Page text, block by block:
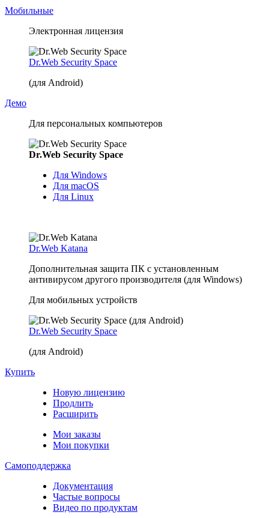
Мобильные
Электронная лицензия
Dr.Web Security Space
(для Android)
Демо
Для персональных компьютеров
Dr.Web Security Space
Для Windows
Для macOS
Для Linux
Dr.Web Katana
Дополнительная защита ПК с установленным
антивирусом другого производителя (для Windows)
Для мобильных устройств
Dr.Web Security Space
(для Android)
Купить
Новую лицензию
Продлить
Расширить
Мои заказы
Мои покупки
Самоподдержка
Документация
Частые вопросы
Видео по продуктам